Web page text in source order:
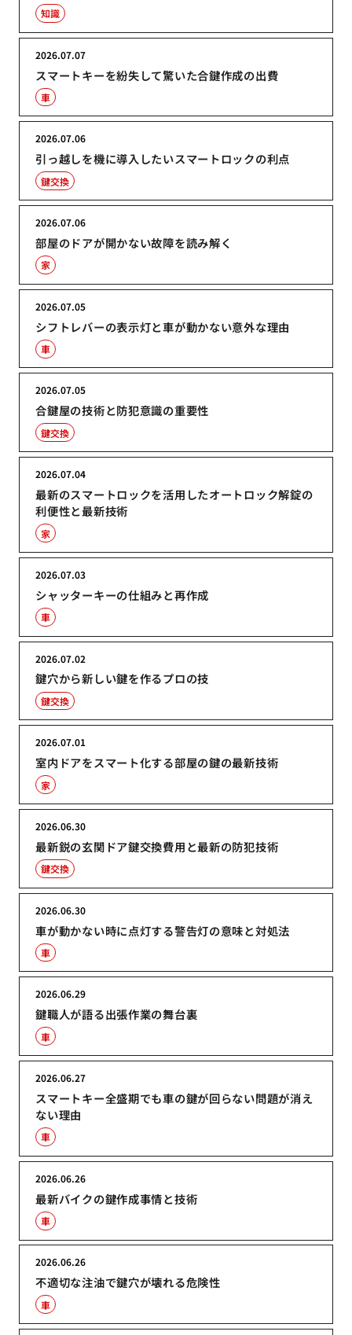
知識
スマートキーを紛失して驚いた合鍵作成の出費
2026.07.07
車
引っ越しを機に導入したいスマートロックの利点
2026.07.06
鍵交換
部屋のドアが開かない故障を読み解く
2026.07.06
家
シフトレバーの表示灯と車が動かない意外な理由
2026.07.05
車
合鍵屋の技術と防犯意識の重要性
2026.07.05
鍵交換
最新のスマートロックを活用したオートロック解錠の
利便性と最新技術
2026.07.04
家
シャッターキーの仕組みと再作成
2026.07.03
車
鍵穴から新しい鍵を作るプロの技
2026.07.02
鍵交換
室内ドアをスマート化する部屋の鍵の最新技術
2026.07.01
家
最新鋭の玄関ドア鍵交換費用と最新の防犯技術
2026.06.30
鍵交換
車が動かない時に点灯する警告灯の意味と対処法
2026.06.30
車
鍵職人が語る出張作業の舞台裏
2026.06.29
車
スマートキー全盛期でも車の鍵が回らない問題が消え
ない理由
2026.06.27
車
最新バイクの鍵作成事情と技術
2026.06.26
車
不適切な注油で鍵穴が壊れる危険性
2026.06.26
車